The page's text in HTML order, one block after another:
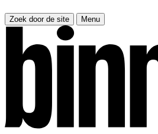
Zoek door de site Menu